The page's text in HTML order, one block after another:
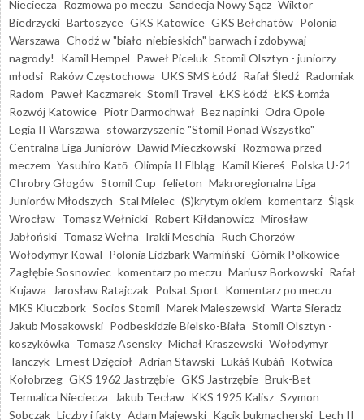
Nieciecza Rozmowa po meczu Sandecja Nowy Sącz Wiktor
Biedrzycki Bartoszyce GKS Katowice GKS Bełchatów Polonia
Warszawa Chodź w "biało-niebieskich" barwach i zdobywaj
nagrody!
Kamil Hempel Paweł Piceluk Stomil Olsztyn - juniorzy
młodsi Raków Częstochowa UKS SMS Łódź Rafał Śledź Radomiak
Radom Paweł Kaczmarek Stomil Travel ŁKS Łódź ŁKS Łomża
Rozwój Katowice Piotr Darmochwał Bez napinki Odra Opole
Legia II Warszawa stowarzyszenie "Stomil Ponad Wszystko"
Centralna Liga Juniorów Dawid Mieczkowski Rozmowa przed
meczem Yasuhiro Katō Olimpia II Elbląg Kamil Kiereś Polska U-21
Chrobry Głogów Stomil Cup felieton Makroregionalna Liga
Juniorów Młodszych Stal Mielec (S)krytym okiem komentarz Śląsk
Wrocław Tomasz Wełnicki Robert Kiłdanowicz Mirosław
Jabłoński Tomasz Wełna Irakli Meschia Ruch Chorzów
Wołodymyr Kowal Polonia Lidzbark Warmiński Górnik Polkowice
Zagłębie Sosnowiec komentarz po meczu Mariusz Borkowski Rafał
Kujawa
Jarosław Ratajczak Polsat Sport Komentarz po meczu
MKS Kluczbork Socios Stomil Marek Maleszewski Warta Sieradz
Jakub Mosakowski Podbeskidzie Bielsko-Biała Stomil Olsztyn -
koszykówka Tomasz Asensky Michał Kraszewski Wołodymyr
Tanczyk Ernest Dzięcioł Adrian Stawski Lukáš Kubáň Kotwica
Kołobrzeg GKS 1962 Jastrzębie GKS Jastrzębie Bruk-Bet
Termalica Nieciecza
Jakub Tecław KKS 1925 Kalisz Szymon
Sobczak Liczby i fakty Adam Majewski Kącik bukmacherski Lech II